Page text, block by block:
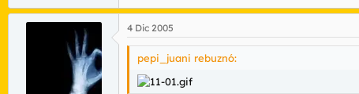
4 Dic 2005
pepi_juani rebuznó: